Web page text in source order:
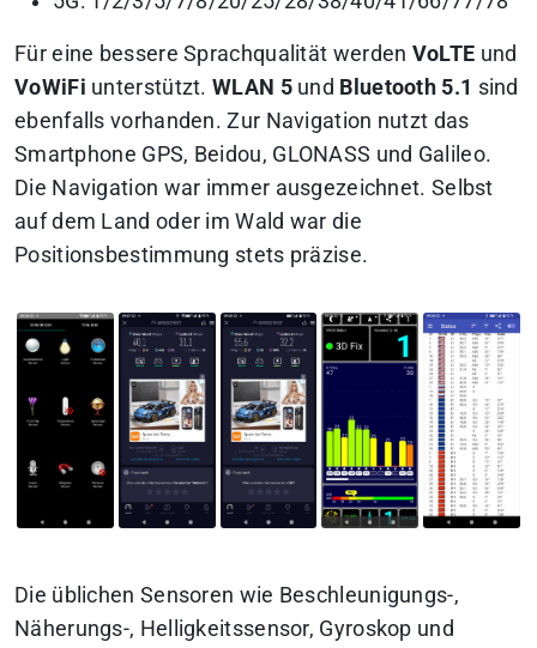
Für eine bessere Sprachqualität werden VoLTE und
VoWiFi unterstützt.WLAN 5und Bluetooth 5.1 sind
ebenfalls vorhanden. Zur Navigation nutzt das
Smartphone GPS, Beidou, GLONASS und Galileo.
Die Navigation war immer ausgezeichnet. Selbst
auf dem Land oder im Wald war die
Positionsbestimmung stets präzise.
Die üblichen Sensoren wie Beschleunigungs-,
Näherungs-, Helligkeitssensor, Gyroskop und